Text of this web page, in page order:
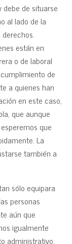
de situarse
al lado de la
están en
o de laboral
de
a quienes han
en este caso,
que aunque
que
La
también a
sólo equipara
personas
aún que
igualmente
administrativo.